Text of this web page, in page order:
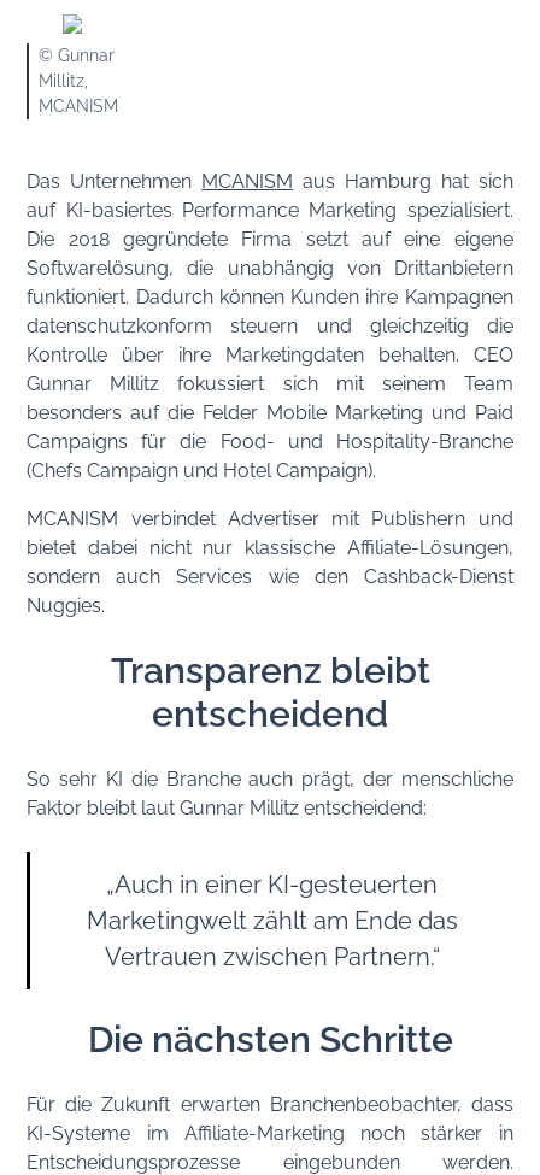
© Gunnar
Millitz,
MCANISM
Das Unternehmen MCANISM aus Hamburg hat sich
auf KI-basiertes Performance Marketing spezialisiert.
Die 2018 gegründete Firma setzt auf eine eigene
Softwarelösung, die unabhängig von Drittanbietern
funktioniert. Dadurch können Kunden ihre Kampagnen
datenschutzkonform steuern und gleichzeitig die
Kontrolle über ihre Marketingdaten behalten. CEO
Gunnar Millitz fokussiert sich mit seinem Team
besonders auf die Felder Mobile Marketing und Paid
Campaigns für die Food- und Hospitality-Branche
(Chefs Campaign und Hotel Campaign).
MCANISM verbindet Advertiser mit Publishern und
bietet dabei nicht nur klassische Affiliate-Lösungen,
sondern auch Services wie den Cashback-Dienst
Nuggies.
Transparenz bleibt
entscheidend
So sehr KI die Branche auch prägt, der menschliche
Faktor bleibt laut Gunnar Millitz entscheidend:
„Auch in einer KI-gesteuerten
Marketingwelt zählt am Ende das
Vertrauen zwischen Partnern.“
Die nächsten Schritte
Für die Zukunft erwarten Branchenbeobachter, dass
KI-Systeme im Affiliate-Marketing noch stärker in
Entscheidungsprozesse eingebunden werden.